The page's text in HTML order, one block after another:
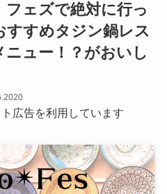
フェズで絶対に行っ
すすめタジン鍋レス
ニュー！？がおいし
広告を利用しています